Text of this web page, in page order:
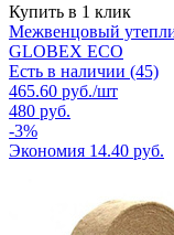
Купить в 1 клик
Межвенцовый
GLOBEX ЕСО
Есть в наличии (45)
465.60 руб./шт
480 руб.
-3%
Экономия 14.40 руб.